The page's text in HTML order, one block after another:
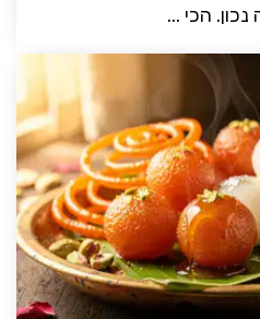
הכי ...